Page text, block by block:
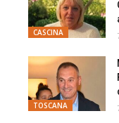
CASCINA
TOSCANA